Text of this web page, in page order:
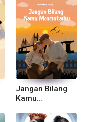
Jangan Bilang
Kamu